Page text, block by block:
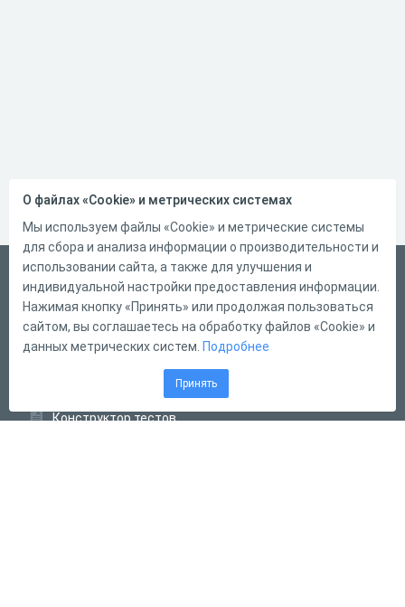
Русский
Справка
Форма обратной связи
Конструктор тестов
О файлах «Cookie» и метрических системах
Мы используем файлы «Cookie» и метрические системы
для сбора и анализа информации о производительности и
использовании сайта, а также для улучшения и
индивидуальной настройки предоставления информации.
Нажимая кнопку «Принять» или продолжая пользоваться
сайтом, вы соглашаетесь на обработку файлов «Cookie» и
данных метрических систем. Подробнее
Принять